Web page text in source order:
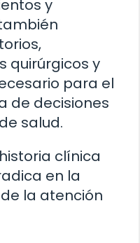
y
quirúrgicos y
para el
de decisiones
salud.
clínica
en la
la atención